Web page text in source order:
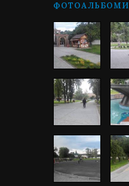
ФОТОАЛЬБОМИ